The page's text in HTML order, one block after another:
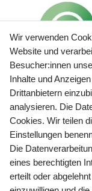
Preisangaben
Versandkosten
Newsletter
Wir verwenden
Website und
Besucher:innen
Inhalte und
Drittanbietern
analysieren. Die
Cookies. Wir teilen
Einstellungen
Die
eines berechtigten
erteilt oder